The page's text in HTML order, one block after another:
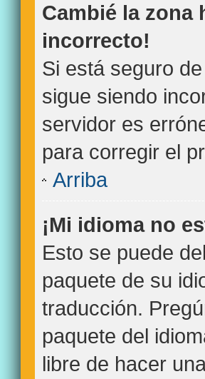
Cambié la zona
incorrecto!
Si está seguro
sigue siendo
servidor es
para corregir el
Arriba
¡Mi idioma no
Esto se puede
paquete de su
traducción.
paquete del
libre de hacer